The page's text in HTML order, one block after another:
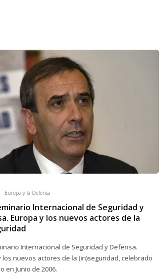
Europa y la Defensa
Internacional de Seguridad y
Europa y los nuevos actores de la
Internacional de Seguridad y Defensa.
los nuevos actores de la (in)seguridad, celebrado
en Junio de 2006.